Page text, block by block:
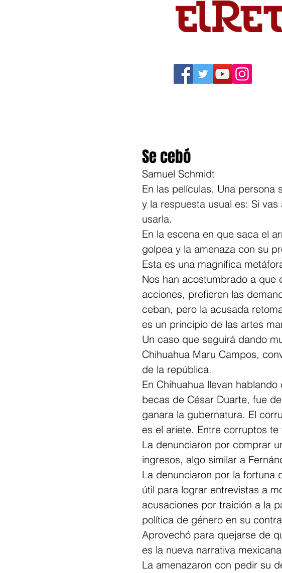
Se cebó
Samuel Schmidt
En las películas. Una persona
y la respuesta usual es: Si
usarla.
En la escena en que saca el
golpea y la amenaza con su
Esta es una magnífica
Nos han acostumbrado a que
acciones, prefieren las
ceban, pero la acusada
es un principio de las artes
Un caso que seguirá dando
Chihuahua Maru Campos,
de la república.
En Chihuahua llevan
becas de César Duarte, fue
ganara la gubernatura. El
es el ariete. Entre corruptos te
La denunciaron por comprar
ingresos, algo similar a
La denunciaron por la fortuna
útil para lograr entrevistas a
acusaciones por traición a la
política de género en su
Aprovechó para quejarse de
es la nueva narrativa
La amenazaron con pedir su